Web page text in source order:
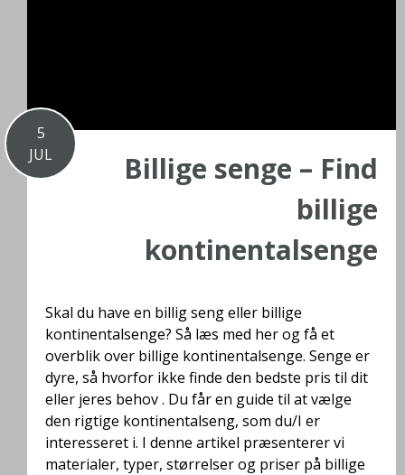
5
JUL
Billige senge – Find
billige
kontinentalsenge
Skal du have en billig seng eller billige
kontinentalsenge? Så læs med her og få et
overblik over billige kontinentalsenge. Senge er
dyre, så hvorfor ikke finde den bedste pris til dit
eller jeres behov . Du får en guide til at vælge
den rigtige kontinentalseng, som du/I er
interesseret i. I denne artikel præsenterer vi
materialer, typer, størrelser og priser på billige